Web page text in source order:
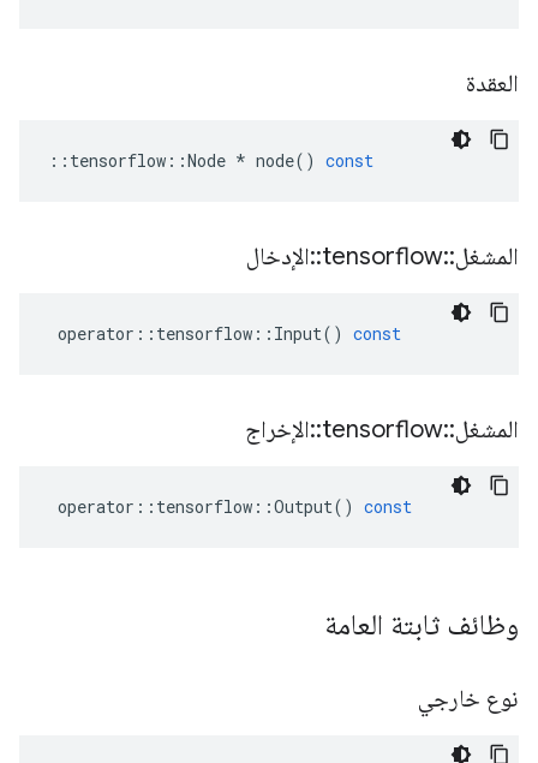
العقدة
:: tensorflow ::Node * node() const
المشغل::
tensorflow
::الإدخال
operator :: tensorflow :: Input() const
المشغل::
tensorflow
::الإخراج
operator :: tensorflow ::Output() const
وظائف ثابتة العامة
نوع خارجي